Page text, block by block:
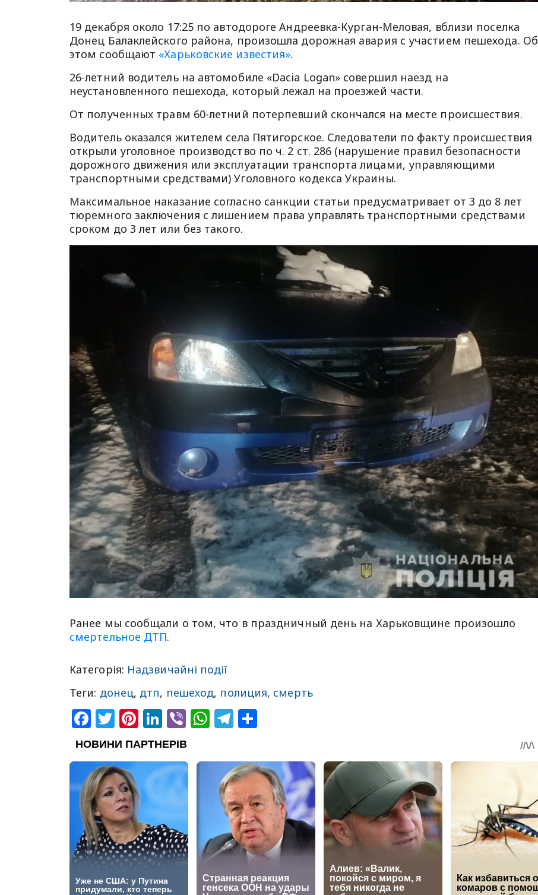
19 декабря около 17:25 по автодороге Андреевка-Курган-Меловая, вблизи поселка
Донец Балаклейского района, произошла дорожная авария с участием пешехода. Об
этом сообщают «Харьковские известия».
26-летний водитель на автомобиле «Dacia Logan» совершил наезд на
неустановленного пешехода, который лежал на проезжей части.
От полученных травм 60-летний потерпевший скончался на месте происшествия.
Водитель оказался жителем села Пятигорское. Следователи по факту происшествия
открыли уголовное производство по ч. 2 ст. 286 (нарушение правил безопасности
дорожного движения или эксплуатации транспорта лицами, управляющими
транспортными средствами) Уголовного кодекса Украины.
Максимальное наказание согласно санкции статьи предусматривает от 3 до 8 лет
тюремного заключения с лишением права управлять транспортными средствами
сроком до 3 лет или без такого.
Ранее мы сообщали о том, что в праздничный день на Харьковщине произошло
смертельное ДТП.
Категорія: Надзвичайні події
Теги: донец, дтп, пешеход, полиция, смерть
Facebook
Twitter
Pinterest
LinkedIn
ViberWhatsApp
Telegram